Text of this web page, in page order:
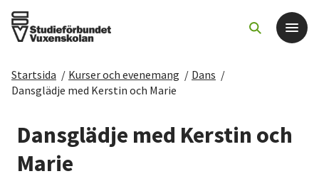
Det här gör vi
För dig som
Sök kurser och evenemang
Startsida / Kurser och evenemang / Dans /
Dansglädje med Kerstin och Marie
Dansglädje med Kerstin och
Marie